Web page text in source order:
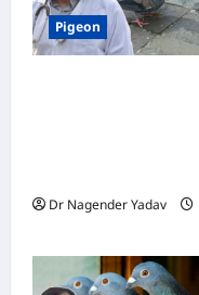
Pigeon
Dr Nagender Yadav